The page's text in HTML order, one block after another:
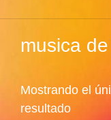
musica
Mostrando el
resultado